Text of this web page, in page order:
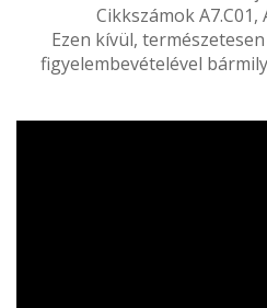
Cikkszámok A7.C01,
Ezen kívül,
figyelembevételével